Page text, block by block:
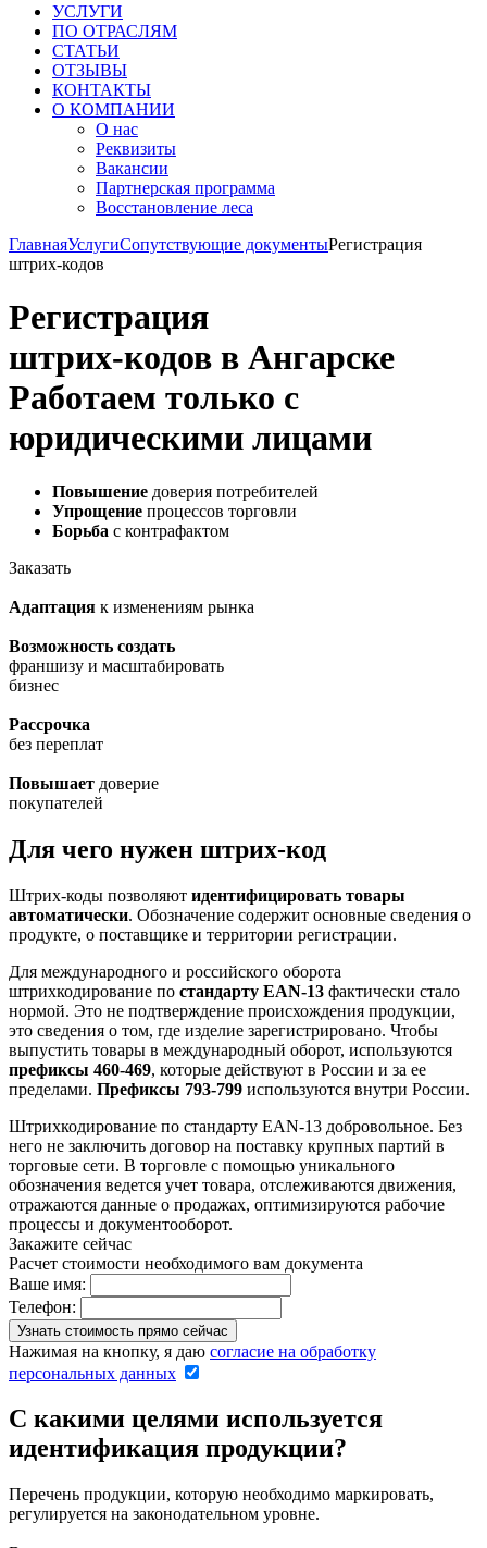
УСЛУГИ
ПО ОТРАСЛЯМ
СТАТЬИ
ОТЗЫВЫ
КОНТАКТЫ
О КОМПАНИИ
О нас
Реквизиты
Вакансии
Партнерская программа
Восстановление леса
ГлавнаяУслугиСопутствующие документыРегистрация
штрих-кодов
Регистрация
штрих-кодов в Ангарске
Работаем только с
юридическими лицами
Повышение доверия потребителей
Упрощение процессов торговли
Борьба с контрафактом
Заказать
Адаптация к изменениям рынка
Возможность создать
франшизу и масштабировать
бизнес
Рассрочка
без переплат
Повышает доверие
покупателей
Для чего нужен штрих-код
Штрих-коды позволяют идентифицировать товары
автоматически. Обозначение содержит основные сведения о
продукте, о поставщике и территории регистрации.
Для международного и российского оборота
штрихкодирование по стандарту EAN-13 фактически стало
нормой. Это не подтверждение происхождения продукции,
это сведения о том, где изделие зарегистрировано. Чтобы
выпустить товары в международный оборот, используются
префиксы 460-469, которые действуют в России и за ее
пределами. Префиксы 793-799 используются внутри России.
Штрихкодирование по стандарту EAN-13 добровольное. Без
него не заключить договор на поставку крупных партий в
торговые сети. В торговле с помощью уникального
обозначения ведется учет товара, отслеживаются движения,
отражаются данные о продажах, оптимизируются рабочие
процессы и документооборот.
Закажите сейчас
Расчет стоимости необходимого вам документа
Ваше имя:
Телефон:
Нажимая на кнопку, я даю согласие на обработку
персональных данных
С какими целями используется
идентификация продукции?
Перечень продукции, которую необходимо маркировать,
регулируется на законодательном уровне.